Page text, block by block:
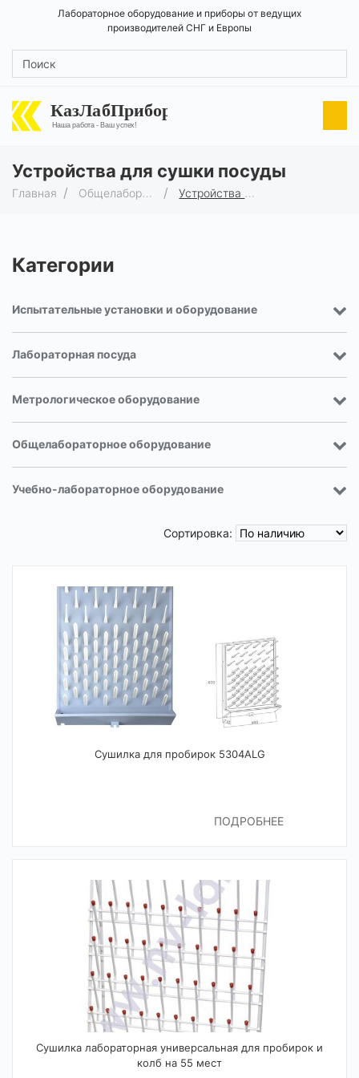
Лабораторное оборудование и приборы от ведущих
производителей СНГ и Европы
КазЛабПрибор
Наша работа - Ваш успех!
Устройства для сушки посуды
Главная Общелабораторное оборудование Устройства для сушки посуды
Категории
Испытательные установки и оборудование
Лабораторная посуда
Метрологическое оборудование
Общелабораторное оборудование
Учебно-лабораторное оборудование
Сортировка:
Сушилка для пробирок 5304АLG
ПОДРОБНЕЕ
Сушилка лабораторная универсальная для пробирок и
колб на 55 мест